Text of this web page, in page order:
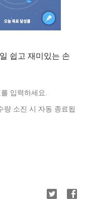
쉽고 재미있는 손
입력하세요.
량 소진 시 자동 종료됩